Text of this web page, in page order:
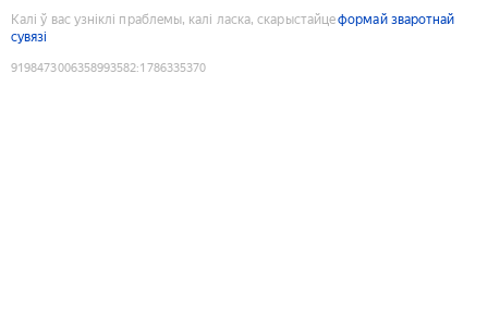
Калі ў вас узніклі праблемы, калі ласка, скарыстайцеформай зваротнай
сувязі
9198473006358993582:1786335370